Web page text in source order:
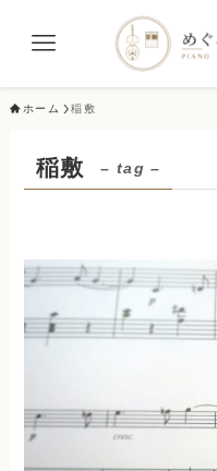
ホーム 稲敷
稲敷 – tag –